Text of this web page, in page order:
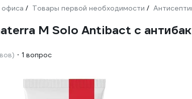
/ Товары первой необходимости /
M Solo Antibact с
1 вопрос